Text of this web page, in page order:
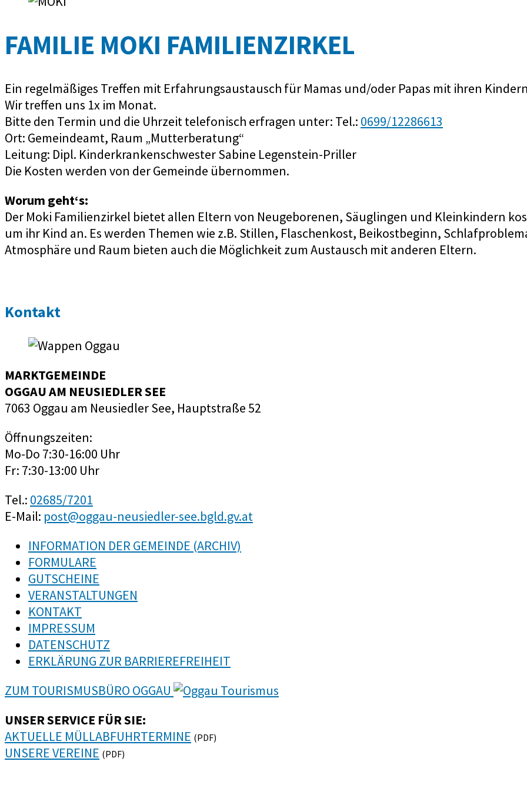
FAMILIE MOKI FAMILIENZIRKEL
Ein regelmäßiges Treffen mit Erfahrungsaustausch für Mamas und/oder Papas mit ihren
Wir treffen uns 1x im Monat.
Bitte den Termin und die Uhrzeit telefonisch erfragen unter: Tel.: 0699/12286613
Ort: Gemeindeamt, Raum „Mutterberatung“
Leitung: Dipl. Kinderkrankenschwester Sabine Legenstein-Priller
Die Kosten werden von der Gemeinde übernommen.
Worum geht‘s:
Der Moki Familienzirkel bietet allen Eltern von Neugeborenen, Säuglingen und Kleinkindern
um ihr Kind an. Es werden Themen wie z.B. Stillen, Flaschenkost, Beikostbeginn,
Atmosphäre und Raum bieten auch die Möglichkeit zum Austausch mit anderen Eltern.
Kontakt
MARKTGEMEINDE
OGGAU AM NEUSIEDLER SEE
7063 Oggau am Neusiedler See, Hauptstraße 52
Öffnungszeiten:
Mo-Do 7:30-16:00 Uhr
Fr: 7:30-13:00 Uhr
Tel.: 02685/7201
E-Mail: post@oggau-neusiedler-see.bgld.gv.at
INFORMATION DER GEMEINDE (ARCHIV)
FORMULARE
GUTSCHEINE
VERANSTALTUNGEN
KONTAKT
IMPRESSUM
DATENSCHUTZ
ERKLÄRUNG ZUR BARRIEREFREIHEIT
ZUM TOURISMUSBÜRO OGGAU
UNSER SERVICE FÜR SIE:
AKTUELLE MÜLLABFUHRTERMINE (PDF)
UNSERE VEREINE (PDF)